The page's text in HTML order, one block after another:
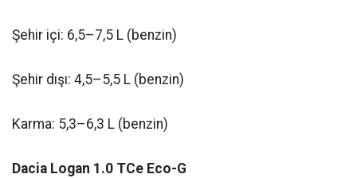
Şehir içi: 6,5–7,5 L (benzin)
Şehir dışı: 4,5–5,5 L (benzin)
Karma: 5,3–6,3 L (benzin)
Dacia Logan 1.0 TCe Eco-G